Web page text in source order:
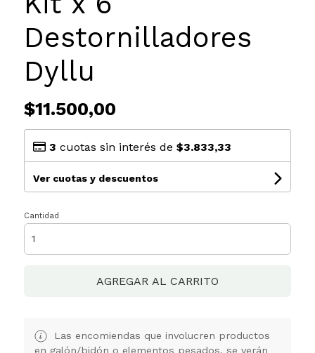
Destornilladores
Dyllu
$11.500,00
3 cuotas sin interés de $3.833,33
Ver cuotas y descuentos
Cantidad
AGREGAR AL CARRITO
Las encomiendas que involucren productos
en galón/bidón o elementos pesados, se verán